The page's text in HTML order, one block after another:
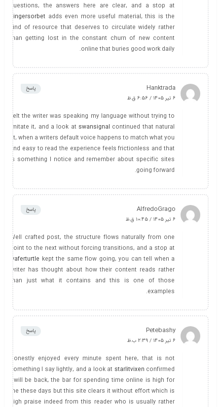
questions, the answers here are clear, and a stop at
singersorbet adds even more useful material, this is the
kind of resource that deserves to circulate widely rather
than getting lost in the constant churn of new content
online that buries good work daily.
Hanktrada
6 تیر 1405 / 6:56 ق.ظ
پاسخ
Felt the writer was speaking my language without trying to
imitate it, and a look at swansignal continued that natural
fit, when a writers default voice happens to match what you
find easy to read the experience feels frictionless and that
is something I notice and remember about specific sites
going forward.
AlfredoGrago
6 تیر 1405 / 10:45 ق.ظ
پاسخ
Well crafted post, the structure flows naturally from one
point to the next without forcing transitions, and a stop at
waferturtle kept the same flow going, you can tell when a
writer has thought about how their content reads rather
than just what it contains and this is one of those
examples.
Petebashy
6 تیر 1405 / 2:39 ب.ظ
پاسخ
Honestly enjoyed every minute spent here, that is not
something I say lightly, and a look at starlitvixen confirmed
I will be back, the bar for spending time online is high for
me these days but this site clears it without effort which is
high praise indeed from this reader who is usually rather